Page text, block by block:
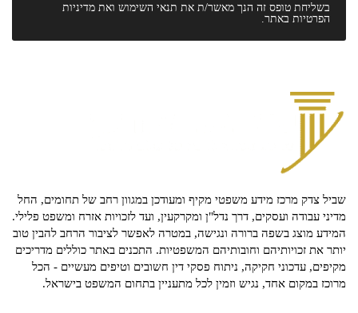
בשליחת טופס זה הנך מאשר/ת את תנאי השימוש ואת מדיניות
הפרטיות באתר.
שביל צדק מרכז מידע משפטי מקיף ומעודכן במגוון רחב של תחומים, החל
מדיני עבודה ועסקים, דרך נדל"ן ומקרקעין, ועד לזכויות אזרח ומשפט פלילי.
המידע מוצג בשפה ברורה ונגישה, במטרה לאפשר לציבור הרחב להבין טוב
יותר את זכויותיהם וחובותיהם המשפטיות. התכנים באתר כוללים מדריכים
מקיפים, עדכוני חקיקה, ניתוח פסקי דין חשובים וטיפים מעשיים - הכל
מרוכז במקום אחד, נגיש וזמין לכל מתעניין בתחום המשפט בישראל.